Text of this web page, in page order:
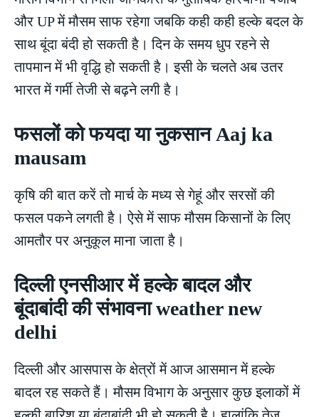
और UP में मौसम साफ रहेगा जबकि कही कही हल्के बदल के
साथ बूंदा बंदी हो सकती है। दिन के समय धुप रहने से
तापमान में भी वृद्धि हो सकती है। इसी के चलते अब उतर
भारत में गर्मी तेजी से बढ़ने लगी है।
फसलों को फयदा या नुकसान Aaj ka
mausam
कृषि की बात करें तो मार्च के मध्य से गेहूं और सरसों की
फसल पकने लगती है। ऐसे में साफ मौसम किसानों के लिए
आमतौर पर अनुकूल माना जाता है।
दिल्ली एनसीआर में हल्के बादल और
बूंदाबांदी की संभावना weather new
delhi
दिल्ली और आसपास के क्षेत्रों में आज आसमान में हल्के
बादल रह सकते हैं। मौसम विभाग के अनुसार कुछ इलाकों में